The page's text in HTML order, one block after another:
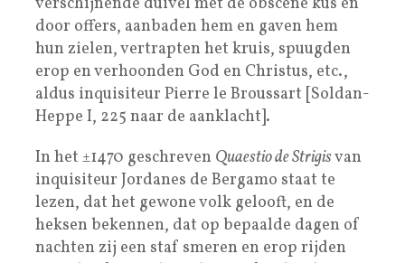
door offers, aanbaden hem en gaven hem
hun zielen, vertrapten het kruis, spuugden
erop en verhoonden God en Christus, etc.,
aldus inquisiteur Pierre le Broussart [Soldan-
Heppe I, 225 naar de aanklacht].
In het ±1470 geschreven Quaestio de Strigisvan
inquisiteur Jordanes de Bergamo staat te
lezen, dat het gewone volk gelooft, en de
heksen bekennen, dat op bepaalde dagen of
nachten zij een staf smeren en erop rijden